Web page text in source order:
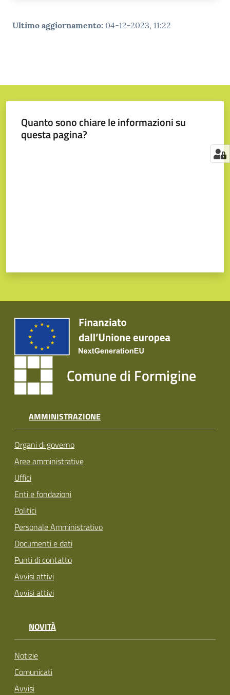
Ultimo aggiornamento: 04-12-2023, 11:22
Quanto sono chiare le informazioni su
questa pagina?
Comune di Formigine
AMMINISTRAZIONE
Organi di governo
Aree amministrative
Uffici
Enti e fondazioni
Politici
Personale Amministrativo
Documenti e dati
Punti di contatto
Avvisi attivi
Avvisi attivi
NOVITÀ
Notizie
Comunicati
Avvisi